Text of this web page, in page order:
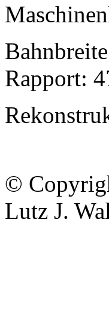
Rapport:
©
Lutz J.